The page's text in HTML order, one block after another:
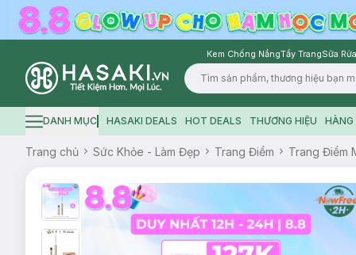
Kem Chống NắngTẩy TrangSữa
Logo
Hamburger icon
DANH MỤC HASAKI DEALS HOT DEALS THƯƠNG HIỆU HÀNG
Trang chủ Sức Khỏe - Làm Đẹp Trang Điểm Trang Điểm